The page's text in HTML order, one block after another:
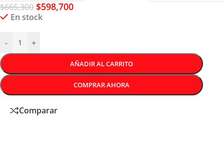
$665,300 $598,700
En stock
- +
AÑADIR AL CARRITO
COMPRAR AHORA
Comparar